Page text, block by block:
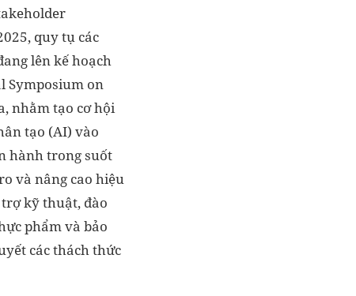
quy tụ các
lên kế hoạch
Symposium on
nhằm tạo cơ hội
tạo (AI) vào
hành trong suốt
và nâng cao hiệu
kỹ thuật, đào
phẩm và bảo
các thách thức